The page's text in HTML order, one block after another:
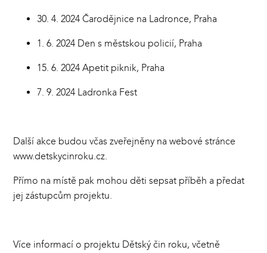
30. 4. 2024 Čarodějnice na Ladronce, Praha
1. 6. 2024 Den s městskou policií, Praha
15. 6. 2024 Apetit piknik, Praha
7. 9. 2024 Ladronka Fest
Další akce budou včas zveřejněny na webové stránce
www.detskycinroku.cz.
Přímo na místě pak mohou děti sepsat příběh a předat
jej zástupcům projektu.
Více informací o projektu Dětský čin roku, včetně